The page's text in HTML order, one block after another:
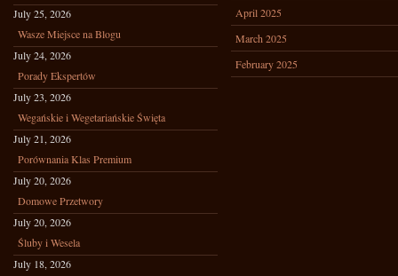
July 25, 2026
Wasze Miejsce na Blogu
July 24, 2026
Porady Ekspertów
July 23, 2026
Wegańskie i Wegetariańskie Święta
July 21, 2026
Porównania Klas Premium
July 20, 2026
Domowe Przetwory
July 20, 2026
Śluby i Wesela
July 18, 2026
April 2025
March 2025
February 2025